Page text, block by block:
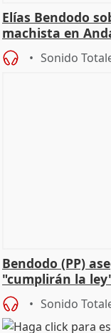
Elías Bendodo
machista en
Sonido
Bendodo (PP)
"cumplirán la
Sonido